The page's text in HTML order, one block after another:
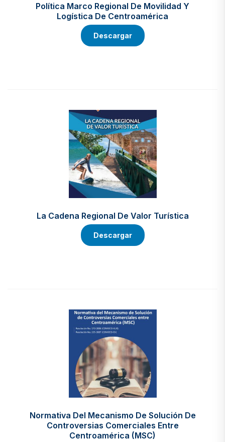
Política Marco Regional De Movilidad Y
Logística De Centroamérica
Descargar
La Cadena Regional De Valor Turística
Descargar
Normativa Del Mecanismo De Solución De
Controversias Comerciales Entre
Centroamérica (MSC)